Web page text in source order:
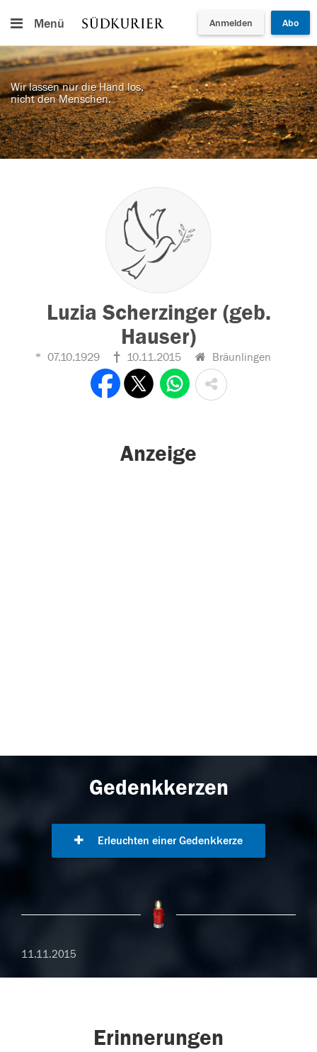
Menü Anmelden Abo
Wir lassen nur die Hand los,
nicht den Menschen.
Luzia Scherzinger (geb.
Hauser)
07.10.1929 10.11.2015 Bräunlingen
Anzeige
Gedenkkerzen
Erleuchten einer Gedenkkerze
11.11.2015
Erinnerungen